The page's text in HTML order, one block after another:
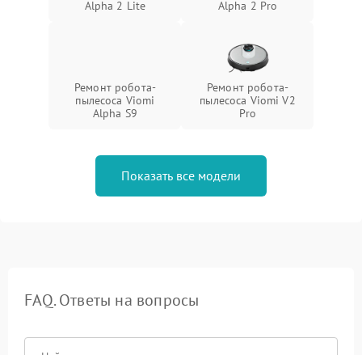
Alpha 2 Lite
Alpha 2 Pro
Ремонт робота-
пылесоса Viomi
Alpha S9
Ремонт робота-
пылесоса Viomi V2
Pro
Показать все модели
FAQ. Ответы на вопросы